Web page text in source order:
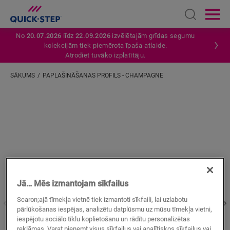
Open
No 20.07.2026 līdz22.09.2026 izvēlētajām grīdas segumu
kolekcijām tiek piemērota īpaša atlaide.
Atrodiet tuvāko izplatītāju.
SĀKUMS PAPLAŠINĀŠANAS PROFILS - CHAMPAGNE
Jā… Mēs izmantojam sīkfailus
Scaron;ajā tīmekļa vietnē tiek izmantoti sīkfaili, lai uzlabotu
pārlūkošanas iespējas, analizētu datplūsmu uz mūsu tīmekļa vietni,
iespējotu sociālo tīklu koplietošanu un rādītu personalizētas